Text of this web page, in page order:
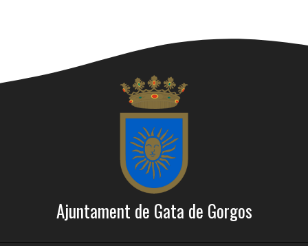
Ajuntament de Gata de Gorgos